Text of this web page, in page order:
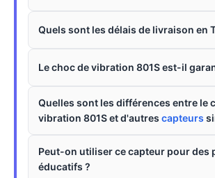
Quels sont les délais de livraison en
Le choc de vibration 801S est-il
Quelles sont les différences entre le
vibration 801S et d'autres capteurs
Peut-on utiliser ce capteur pour des
éducatifs ?